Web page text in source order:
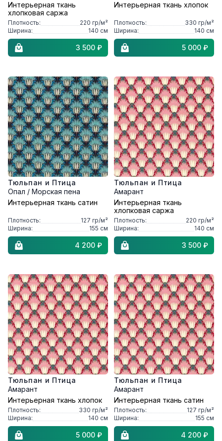
Интерьерная ткань
хлопковая саржа
Плотность: 220 гр/м²
Ширина:
140 см
3 500 ₽
Интерьерная ткань хлопок
Плотность: 330 гр/м²
Ширина:
140 см
5 000 ₽
Тюльпан и Птица
Опал / Морская пена
Интерьерная ткань сатин
Плотность: 127 гр/м²
Ширина:
155 см
4 200 ₽
Тюльпан и Птица
Амарант
Интерьерная ткань
хлопковая саржа
Плотность: 220 гр/м²
Ширина:
140 см
3 500 ₽
Тюльпан и Птица
Амарант
Интерьерная ткань хлопок
Плотность: 330 гр/м²
Ширина:
140 см
5 000 ₽
Тюльпан и Птица
Амарант
Интерьерная ткань сатин
Плотность: 127 гр/м²
Ширина:
155 см
4 200 ₽